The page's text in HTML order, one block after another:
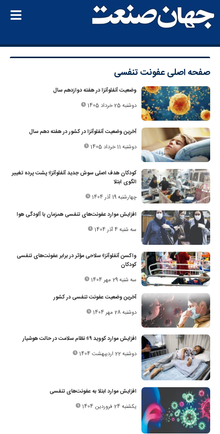
صفحه اصلیعفونت تنفسی
وضعیت آنفلوآنزا در هفته دوازدهم سال
دوشنبه 25 خرداد 1405
آخرین وضعیت آنفلوآنزا در کشور در هفته دهم سال
دوشنبه 11 خرداد 1405
کودکان هدف اصلی سوش جدید آنفلوآنزا؛ پشت پرده تغییر
الگوی ابتلا
چهارشنبه 19 آذر 1404
افزایش موارد عفونت‌های تنفسی همزمان با آلودگی هوا
سه شنبه 4 آذر 1404
واکسن آنفلوآنزا؛ سلاحی مؤثر در برابر عفونت‌های تنفسی
کودکان
سه شنبه 29 مهر 1404
آخرین وضعیت عفونت تنفسی در کشور
دوشنبه 28 مهر 1404
افزایش موارد کووید ۱۹؛ نظام سلامت در حالت هوشیار
دوشنبه 22 اردیبهشت 1404
افزایش موارد ابتلا به عفونت‌های تنفسی
یکشنبه 24 فروردین 1404